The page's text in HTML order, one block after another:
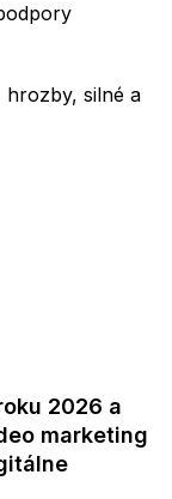
hrozby, silné a
2026 a
marketing